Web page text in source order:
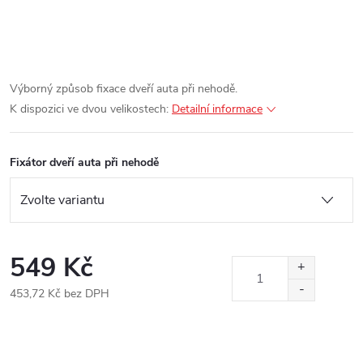
Výborný způsob fixace dveří auta při nehodě.
K dispozici ve dvou velikostech: Detailní informace
Fixátor dveří auta při nehodě
549 Kč
453,72 Kč bez DPH